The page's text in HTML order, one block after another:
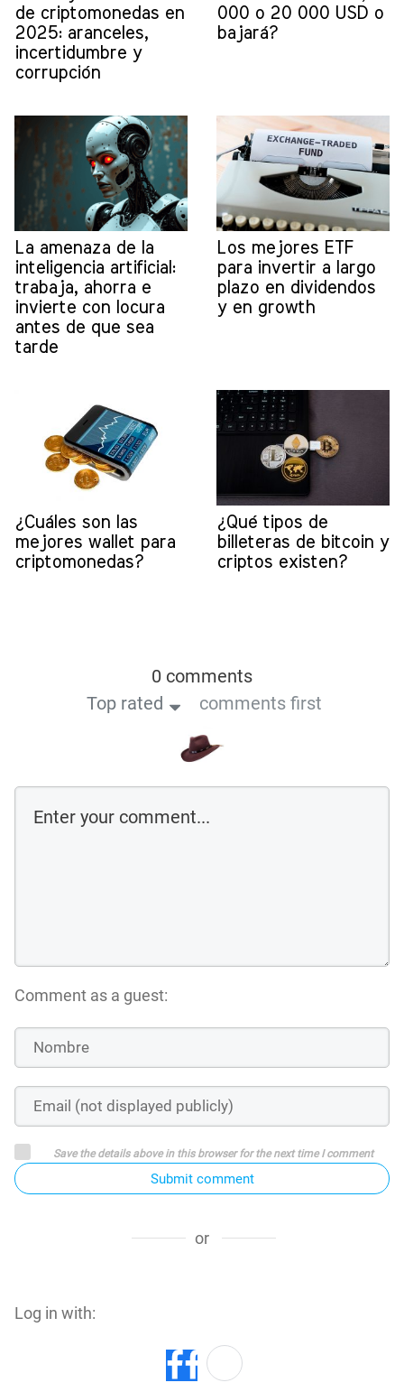
de criptomonedas en
2025: aranceles,
incertidumbre y
corrupción
000 o 20 000 USD o
bajará?
La amenaza de la
inteligencia artificial:
trabaja, ahorra e
invierte con locura
antes de que sea
tarde
Los mejores ETF
para invertir a largo
plazo en dividendos
y en growth
¿Cuáles son las
mejores wallet para
criptomonedas?
¿Qué tipos de
billeteras de bitcoin y
criptos existen?
0 comments
Top rated
comments first
Comment as a guest:
Save the details above in this browser for the next time I comment
Submit comment
or
Log in with: